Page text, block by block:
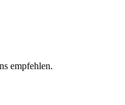
empfehlen.